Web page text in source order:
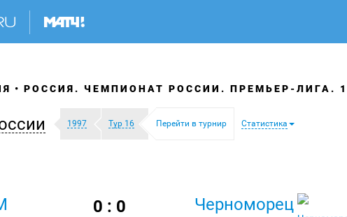
РОССИЯ. ЧЕМПИОНАТ РОССИИ. ПРЕМЬЕР-ЛИГА.
1997 Тур 16 Перейти в турнир Статистика
0 : 0 Черноморец